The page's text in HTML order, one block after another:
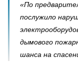
«По
послужило
дымового
шанса на